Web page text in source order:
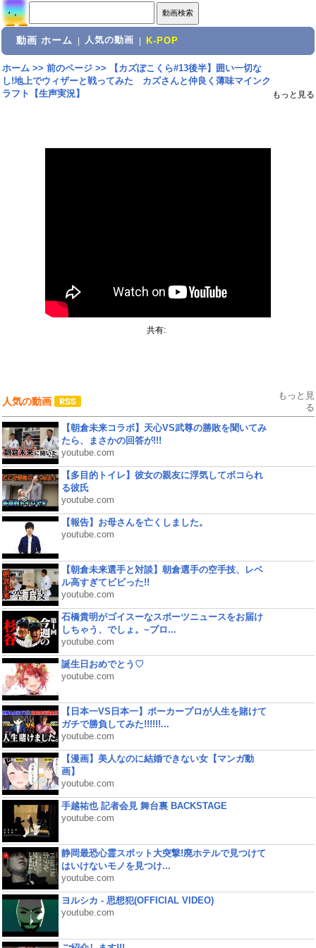
動画 ホーム 人気の動画 K-POP
ホーム>> 前のページ>>
【カズぽこくら#13後半】囲い一切な
し!地上でウィザーと戦ってみた カズさんと仲良く薄味マインク
ラフト【生声実況】
もっと見る
共有:
人気の動画
もっと見
る
【朝倉未来コラボ】天心VS武尊の勝敗を聞いてみ
たら、まさかの回答が!!!
youtube.com
【多目的トイレ】彼女の親友に浮気してボコられ
る彼氏
youtube.com
【報告】お母さんを亡くしました。
youtube.com
【朝倉未来選手と対談】朝倉選手の空手技、レベ
ル高すぎてビビった!!
youtube.com
石橋貴明がゴイスーなスポーツニュースをお届け
しちゃう、でしょ。~プロ...
youtube.com
誕生日おめでとう♡
youtube.com
【日本一VS日本一】ポーカープロが人生を賭けて
ガチで勝負してみた!!!!!!...
youtube.com
【漫画】美人なのに結婚できない女【マンガ動
画】
youtube.com
手越祐也 記者会見 舞台裏 BACKSTAGE
youtube.com
静岡最恐心霊スポット大突撃!廃ホテルで見つけて
はいけないモノを見つけ...
youtube.com
ヨルシカ - 思想犯(OFFICIAL VIDEO)
youtube.com